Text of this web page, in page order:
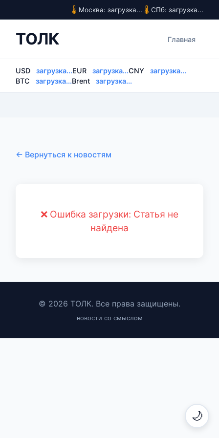
🌙
Москва: загрузка... СПб: загрузка...
ТОЛК Главная
USD загрузка...EUR загрузка...CNY
загрузка...
BTC
загрузка...Brent загрузка...
← Вернуться к новостям
❌ Ошибка загрузки: Статья не
найдена
© 2026 ТОЛК. Все права защищены.
новости со смыслом